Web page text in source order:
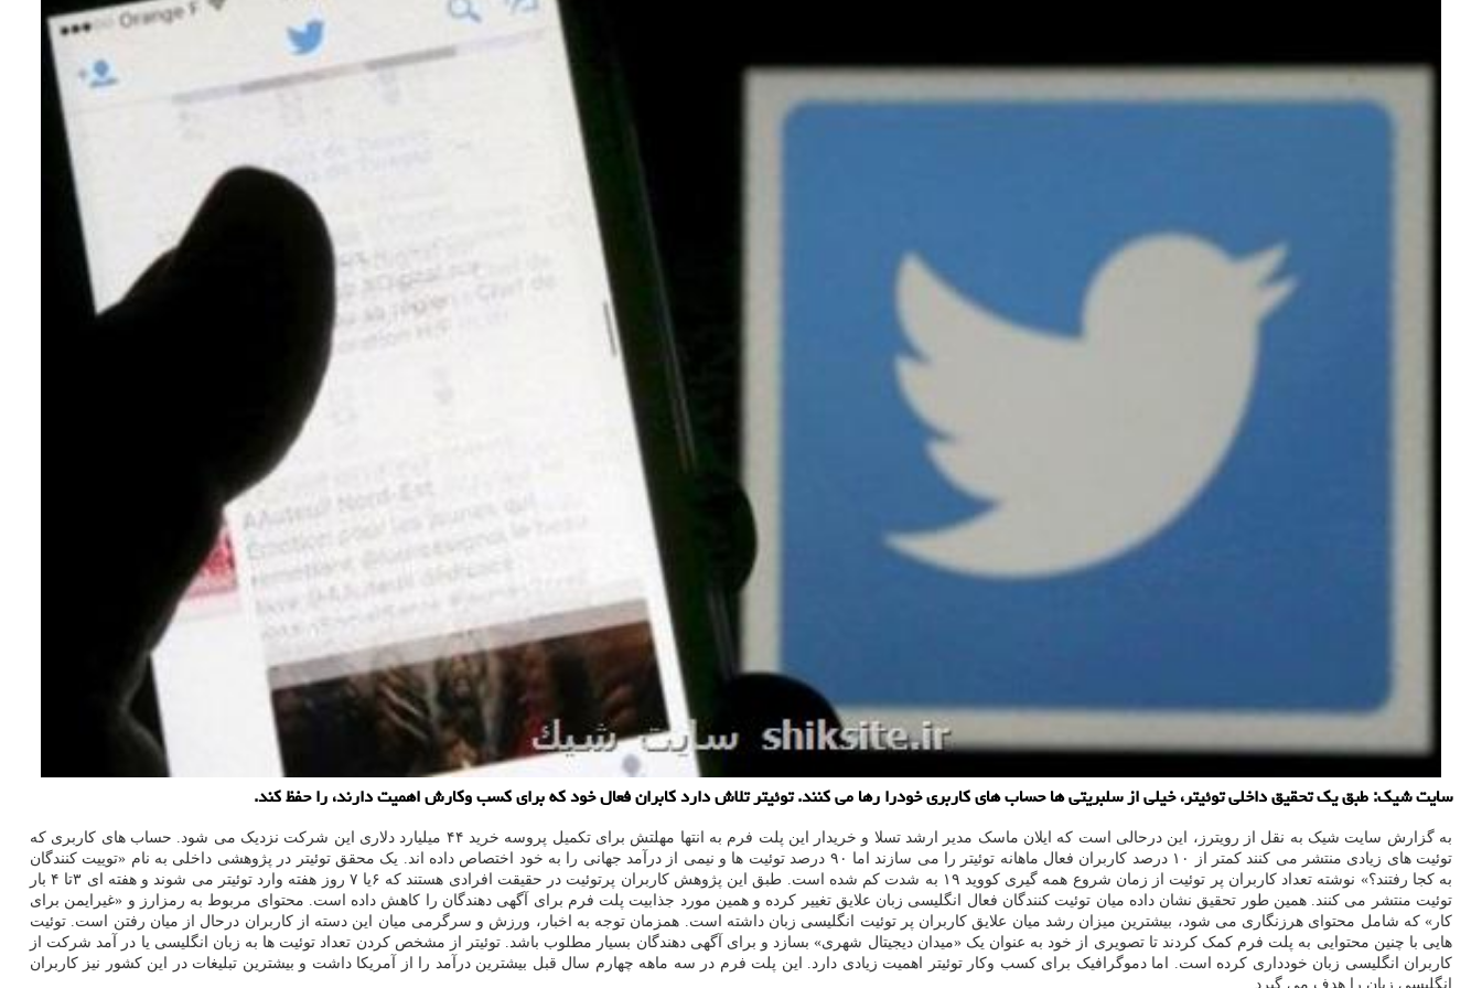
سایت شیک: طبق یک تحقیق داخلی توئیتر، خیلی از سلبریتی ها حساب های کاربری خودرا رها می کنند. توئیتر تلاش دارد کابران فعال خود که برای کسب وکارش اهمیت دارند، را حفظ کند.
به گزارش سایت شیک به نقل از رویترز، این درحالی است که ایلان ماسک مدیر ارشد تسلا و خریدار این پلت فرم به انتها مهلتش برای تکمیل پروسه خرید ۴۴ میلیارد دلاری این شرکت نزدیک می شود. حساب های کاربری که
توئیت های زیادی منتشر می کنند کمتر از ۱۰ درصد کاربران فعال ماهانه توئیتر را می سازند اما ۹۰ درصد توئیت ها و نیمی از درآمد جهانی را به خود اختصاص داده اند. یک محقق توئیتر در پژوهشی داخلی به نام «توییت کنندگان
به کجا رفتند؟» نوشته تعداد کاربران پر توئیت از زمان شروع همه گیری کووید ۱۹ به شدت کم شده است. طبق این پژوهش کاربران پرتوئیت در حقیقت افرادی هستند که ۶یا ۷ روز هفته وارد توئیتر می شوند و هفته ای ۳تا ۴ بار
توئیت منتشر می کنند. همین طور تحقیق نشان داده میان توئیت کنندگان فعال انگلیسی زبان علایق تغییر کرده و همین مورد جذابیت پلت فرم برای آگهی دهندگان را کاهش داده است. محتوای مربوط به رمزارز و «غیرایمن برای
کار» که شامل محتوای هرزنگاری می شود، بیشترین میزان رشد میان علایق کاربران پر توئیت انگلیسی زبان داشته است. همزمان توجه به اخبار، ورزش و سرگرمی میان این دسته از کاربران درحال از میان رفتن است. توئیت
هایی با چنین محتوایی به پلت فرم کمک کردند تا تصویری از خود به عنوان یک «میدان دیجیتال شهری» بسازد و برای آگهی دهندگان بسیار مطلوب باشد. توئیتر از مشخص کردن تعداد توئیت ها به زبان انگلیسی یا در آمد شرکت از
کاربران انگلیسی زبان خودداری کرده است. اما دموگرافیک برای کسب وکار توئیتر اهمیت زیادی دارد. این پلت فرم در سه ماهه چهارم سال قبل بیشترین درآمد را از آمریکا داشت و بیشترین تبلیغات در این کشور نیز کاربران
انگلیسی زبان را هدف می گیرد.